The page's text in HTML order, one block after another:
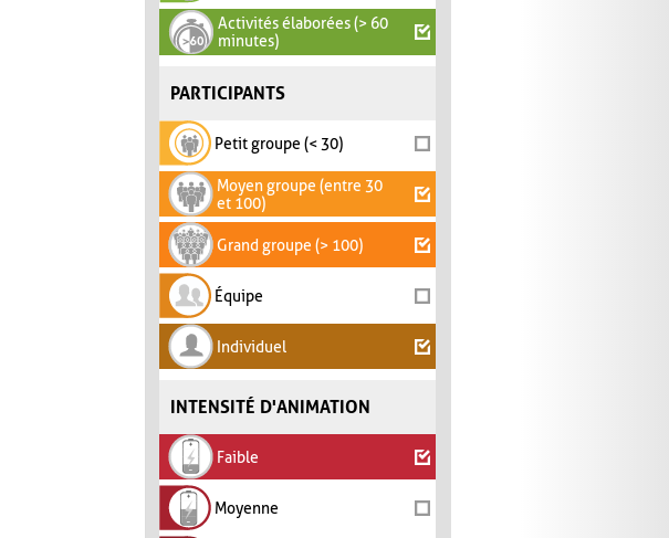
Activités élaborées (> 60
minutes)
PARTICIPANTS
Petit groupe (< 30)
Moyen groupe (entre 30
et 100)
Grand groupe (> 100)
Équipe
Individuel
INTENSITÉ D'ANIMATION
Faible
Moyenne